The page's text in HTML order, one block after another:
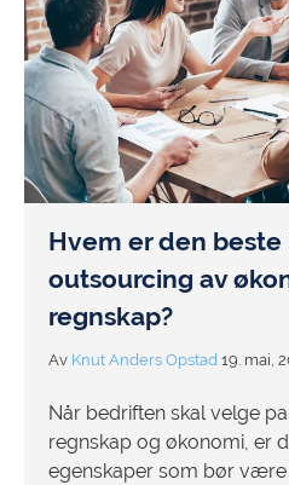
Hvem er den
outsourcing av
regnskap?
Av Knut Anders Opstad 19. mai,
Når bedriften skal velge
regnskap og økonomi, er
egenskaper som bør